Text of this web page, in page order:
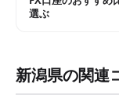
選ぶ
新潟県の関連